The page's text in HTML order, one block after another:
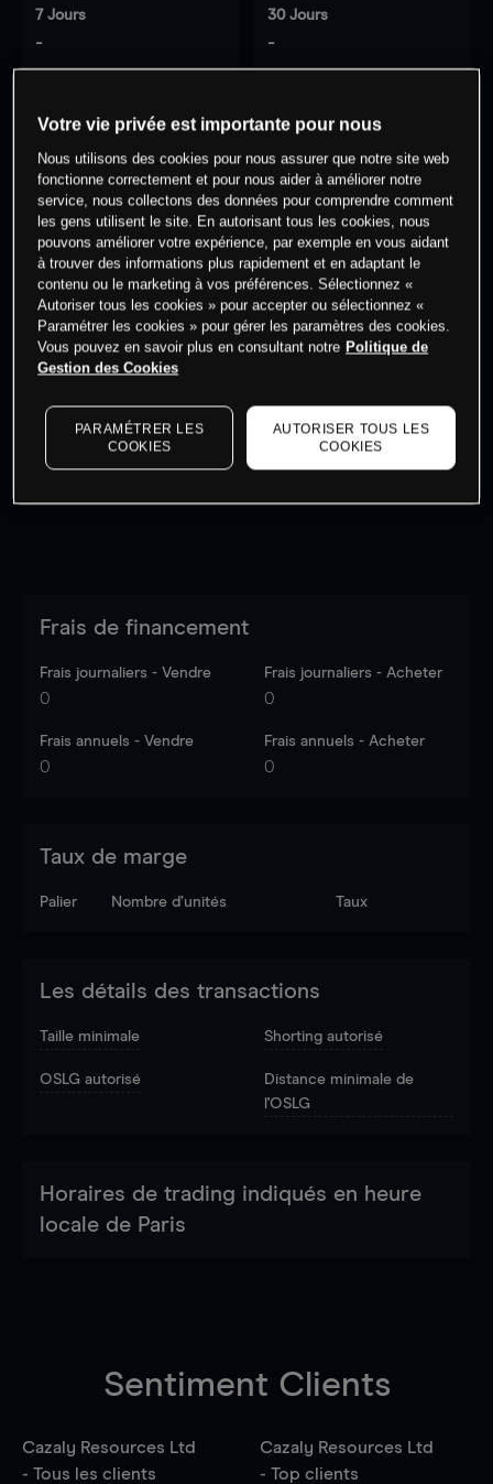
7 Jours
-
30 Jours
-
0 % des clients ont une position à
cet actif
Commencez à trader
dernières données du marché.Log into see latest
market data
Frais de financement
Frais journaliers - Vendre
0
Frais journaliers - Acheter
0
Frais annuels - Vendre
0
Frais annuels - Acheter
0
Taux de marge
Palier Nombre d’unités Taux
Les détails des transactions
Taille minimale Shorting autorisé
OSLG autorisé
Distance minimale de
l'OSLG
Horaires de trading indiqués en heure
locale de Paris
Sentiment Clients
Cazaly Resources Ltd
- Tous les clients
Cazaly Resources Ltd
- Top clients
Votre vie privée est importante pour nous
Nous utilisons des cookies pour nous assurer que notre site web
fonctionne correctement et pour nous aider à améliorer notre
service, nous collectons des données pour comprendre comment
les gens utilisent le site. En autorisant tous les cookies, nous
pouvons améliorer votre expérience, par exemple en vous aidant
à trouver des informations plus rapidement et en adaptant le
contenu ou le marketing à vos préférences. Sélectionnez «
Autoriser tous les cookies » pour accepter ou sélectionnez «
Paramétrer les cookies » pour gérer les paramètres des cookies.
Vous pouvez en savoir plus en consultant notre Politique de
Gestion des Cookies
PARAMÉTRER LES
COOKIES
AUTORISER TOUS LES
COOKIES